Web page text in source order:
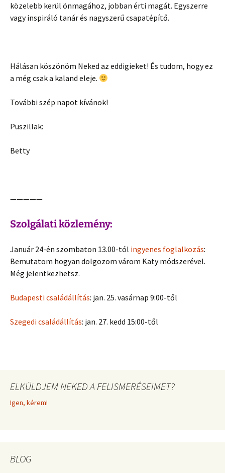
közelebb kerül önmagához, jobban érti magát. Egyszerre
vagy inspiráló tanár és nagyszerű csapatépítő.
Hálásan köszönöm Neked az eddigieket! És tudom, hogy ez
a még csak a kaland eleje.
További szép napot kívánok!
Puszillak:
Betty
—————
Szolgálati közlemény:
Január 24-én szombaton 13.00-tól ingyenes foglalkozás:
Bemutatom hogyan dolgozom várom Katy módszerével.
Még jelentkezhetsz.
Budapesti családállítás: jan. 25. vasárnap 9:00-től
Szegedi családállítás: jan. 27. kedd 15:00-től
ELKÜLDJEM NEKED A FELISMERÉSEIMET?
Igen, kérem!
BLOG